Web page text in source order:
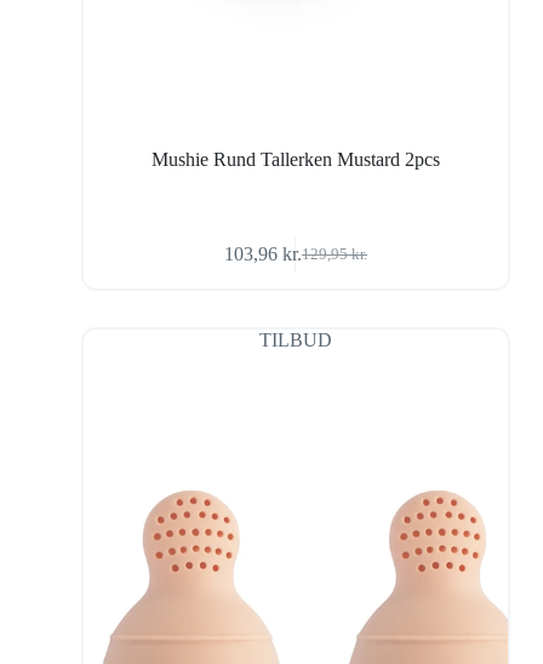
Mushie Rund Tallerken Mustard 2pcs
129,95kr.
Den
var:
129,95 kr..
103,96 kr.Den
er:
103,96 kr..
TILBUD